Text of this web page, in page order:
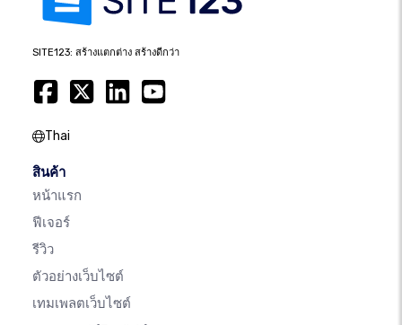
SITE123: สร้างแตกต่าง สร้างดีกว่า
Thai
สินค้า
หน้าแรก
ฟีเจอร์
รีวิว
ตัวอย่างเว็บไซต์
เทมเพลตเว็บไซต์